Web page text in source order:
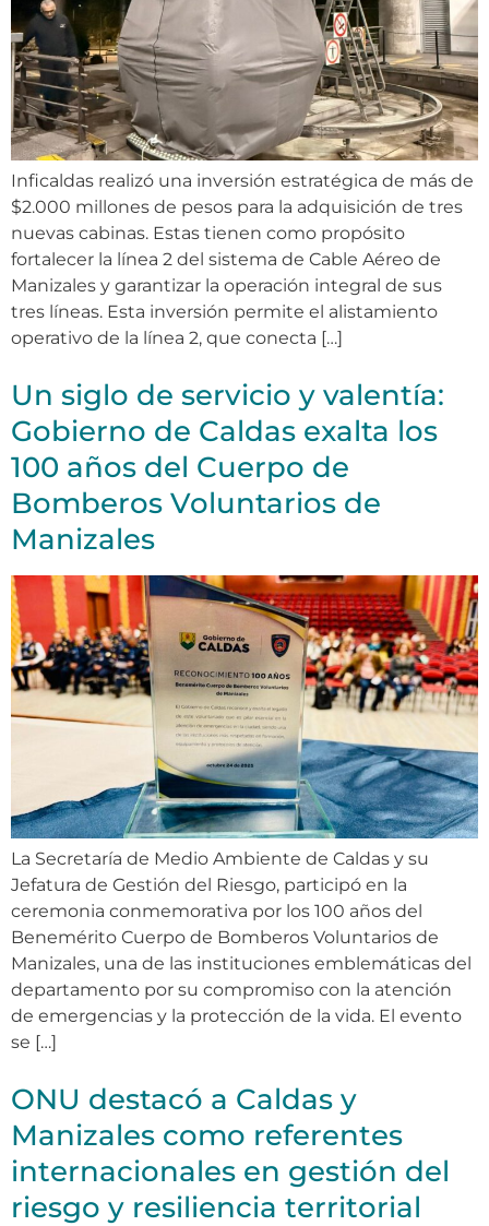
Inficaldas realizó una inversión estratégica de más de
$2.000 millones de pesos para la adquisición de tres
nuevas cabinas. Estas tienen como propósito
fortalecer la línea 2 del sistema de Cable Aéreo de
Manizales y garantizar la operación integral de sus
tres líneas. Esta inversión permite el alistamiento
operativo de la línea 2, que conecta […]
Un siglo de servicio y valentía:
Gobierno de Caldas exalta los
100 años del Cuerpo de
Bomberos Voluntarios de
Manizales
La Secretaría de Medio Ambiente de Caldas y su
Jefatura de Gestión del Riesgo, participó en la
ceremonia conmemorativa por los 100 años del
Benemérito Cuerpo de Bomberos Voluntarios de
Manizales, una de las instituciones emblemáticas del
departamento por su compromiso con la atención
de emergencias y la protección de la vida. El evento
se […]
ONU destacó a Caldas y
Manizales como referentes
internacionales en gestión del
riesgo y resiliencia territorial